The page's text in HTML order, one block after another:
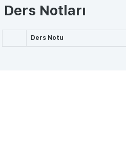
Ders Notları
Ders Notu